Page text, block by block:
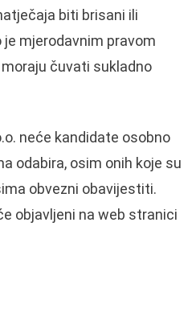
biti brisani ili
mjerodavnim pravom
čuvati sukladno
neće kandidate osobno
odabira, osim onih koje su
obvezni obavijestiti.
objavljeni na web stranici